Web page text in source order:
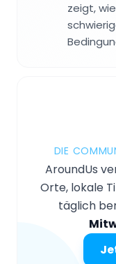
zeigt,
DIE
AroundUs
Orte, lokale
täglich